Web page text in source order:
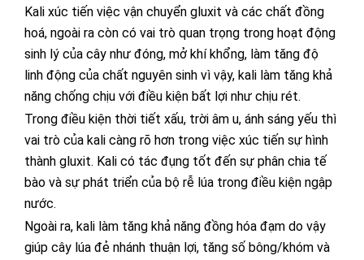
Kali xúc tiến việc vận chuyển gluxit và các chất đồng
hoá, ngoài ra còn có vai trò quan trọng trong hoạt động
sinh lý của cây như đóng, mở khí khổng, làm tăng độ
linh động của chất nguyên sinh vì vậy, kali làm tăng khả
năng chống chịu với điều kiện bất lợi như chịu rét.
Trong điều kiện thời tiết xấu, trời âm u, ánh sáng yếu thì
vai trò của kali càng rõ hơn trong việc xúc tiến sự hình
thành gluxit. Kali có tác đụng tốt đến sự phân chia tế
bào và sự phát triển của bộ rễ lúa trong điều kiện ngập
nước.
Ngoài ra, kali làm tăng khả năng đồng hóa đạm do vậy
giúp cây lúa đẻ nhánh thuận lợi, tăng số bông/khóm và